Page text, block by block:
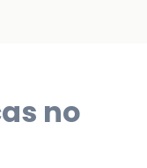
no